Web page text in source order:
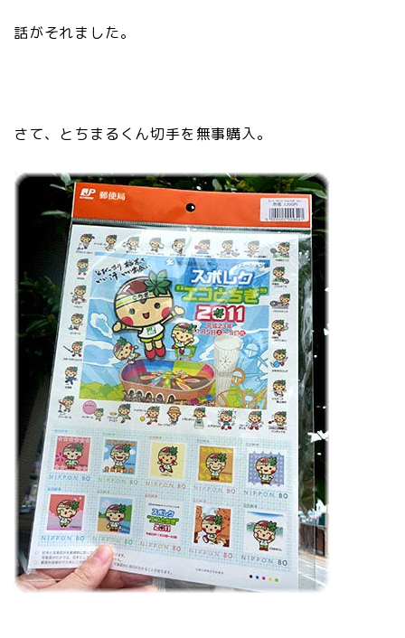
話がそれました。
さて、とちまるくん切手を無事購入。